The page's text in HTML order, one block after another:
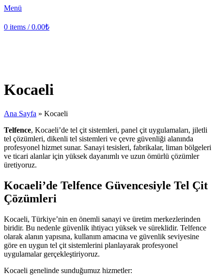
Menü
0 items / 0.00₺
Kocaeli
Ana Sayfa » Kocaeli
Telfence, Kocaeli’de tel çit sistemleri, panel çit uygulamaları, jiletli
tel çözümleri, dikenli tel sistemleri ve çevre güvenliği alanında
profesyonel hizmet sunar. Sanayi tesisleri, fabrikalar, liman bölgeleri
ve ticari alanlar için yüksek dayanımlı ve uzun ömürlü çözümler
üretiyoruz.
Kocaeli’de Telfence Güvencesiyle Tel Çit
Çözümleri
Kocaeli, Türkiye’nin en önemli sanayi ve üretim merkezlerinden
biridir. Bu nedenle güvenlik ihtiyacı yüksek ve süreklidir. Telfence
olarak alanın yapısına, kullanım amacına ve güvenlik seviyesine
göre en uygun tel çit sistemlerini planlayarak profesyonel
uygulamalar gerçekleştiriyoruz.
Kocaeli genelinde sunduğumuz hizmetler: